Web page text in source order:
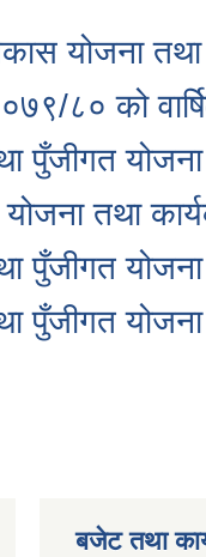
योजना तथा
८० को
योजना
तथा
योजना
योजना
बजेट तथा